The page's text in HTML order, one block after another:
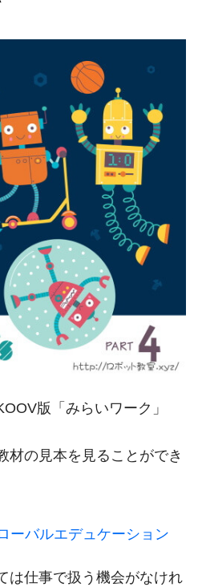
版「みらいワーク」
材の見本を見ることができ
ーバルエデュケーション
は仕事で扱う機会がなけれ